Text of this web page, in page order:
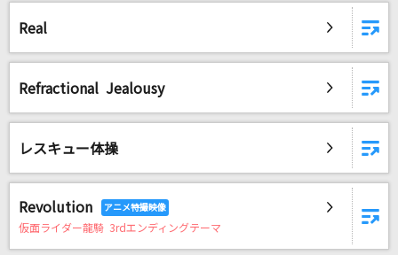
Real
Refractional Jealousy
レスキュー体操
Revolution
仮面ライダー龍騎 3rdエンディングテーマ